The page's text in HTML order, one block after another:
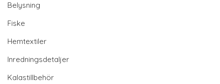
Belysning
Fiske
Hemtextiler
Inredningsdetaljer
Kalastillbehör